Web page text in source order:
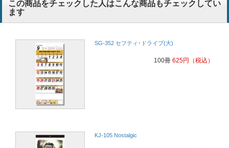
この商品をチェックした人はこんな商品もチェックしてい
ます
SG-352 セフティ･ドライブ(大)
100冊 625円 （税込）
KJ-105 Nostalgic